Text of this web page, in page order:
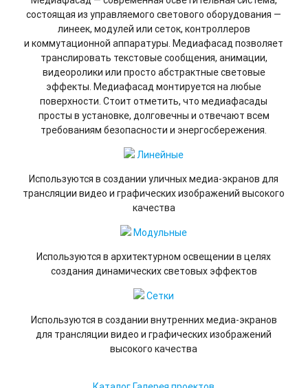
состоящая из управляемого светового оборудования —
линеек, модулей или сеток, контроллеров
и коммутационной аппаратуры. Медиафасад позволяет
транслировать текстовые сообщения, анимации,
видеоролики или просто абстрактные световые
эффекты. Медиафасад монтируется на любые
поверхности. Стоит отметить, что медиафасады
просты в установке, долговечны и отвечают всем
требованиям безопасности и энергосбережения.
Линейные
Используются в создании уличных медиа-экранов для
трансляции видео и графических изображений высокого
качества
Модульные
Используются в архитектурном освещении в целях
создания динамических световых эффектов
Сетки
Используются в создании внутренних медиа-экранов
для трансляции видео и графических изображений
высокого качества